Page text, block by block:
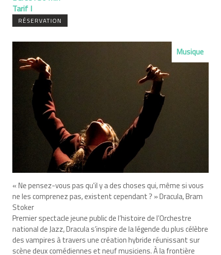
Tarif I
RÉSERVATION
Musique
« Ne pensez-vous pas qu'il y a des choses qui, même si vous
ne les comprenez pas, existent cependant ? » Dracula, Bram
Stoker
Premier spectacle jeune public de l’histoire de l’Orchestre
national de Jazz, Dracula s’inspire de la légende du plus célèbre
des vampires à travers une création hybride réunissant sur
scène deux comédiennes et neuf musiciens. À la frontière